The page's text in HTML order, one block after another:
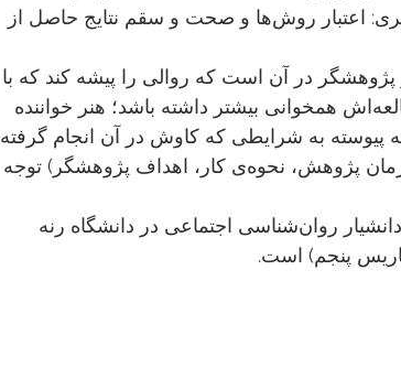
اعتبار روش‌ها و صحت و سقم نتایج حاصل از
در آن است که روالی را پیشه کند که با
همخوانی بیشتر داشته باشد؛ هنر خواننده
پیوسته به شرایطی که کاوش در آن انجام گرفته
پژوهش، نحوه‌ی کار، اهداف پژوهشگر) توجه
روان‌شناسی اجتماعی در دانشگاه رنه
پنجم) است.